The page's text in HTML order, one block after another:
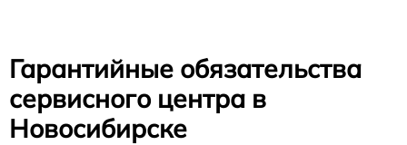
Гарантийные обязательства
сервисного центра в
Новосибирске